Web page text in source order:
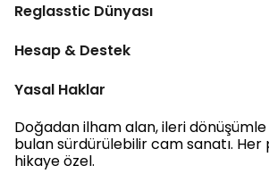
Reglasstic Dünyası
Hesap & Destek
Yasal Haklar
Doğadan ilham alan, ileri
bulan sürdürülebilir cam sanatı.
hikaye özel.